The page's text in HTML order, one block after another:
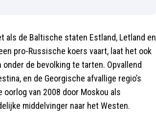
als de Baltische staten Estland, Letland en
pro-Russische koers vaart, laat het ook
de bevolking te tarten. Opvallend
en de Georgische afvallige regio’s
van 2008 door Moskou als
middelvinger naar het Westen.